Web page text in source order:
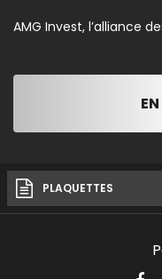
AMG Invest, l’alliance
PLAQUETTES